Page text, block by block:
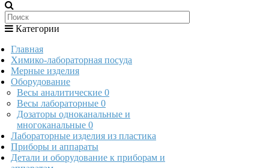
Категории
Главная
Химико-лабораторная посуда
Мерные изделия
Оборудование
Весы аналитические 0
Весы лабораторные 0
Дозаторы одноканальные и
многоканальные 0
Лабораторные изделия из пластика
Приборы и аппараты
Детали и оборудование к приборам и